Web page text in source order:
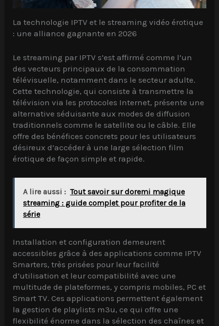
La technologie IPTV et le streaming vidéo érotique
: une alliance gagnante en 2026
Le streaming par IPTV s’est affirmé comme l’un
des vecteurs principaux de la consommation
télévisuelle, notamment dans le secteur adulte.
Cette technologie, qui consiste à transmettre la
télévision via les protocoles Internet, présente une
alternative séduisante aux modes de diffusion
traditionnels comme le satellite ou le câble. Elle
offre des bénéfices concrets pour les utilisateurs
désireux d’accéder à une large sélection film
érotique de façon simple et rapide.
A lire aussi : Tout savoir sur doremi magique
streaming : guide complet pour profiter de la
série
Installation et configuration demeurent
accessibles grâce à des applications comme IPTV
Smarters, très prisées pour leur facilité
d’utilisation et leur compatibilité avec une
multitude de plateformes, y compris mobiles, PC et
Smart TV. Ces applications permettent également
la gestion de playlists m3u, ce qui offre une
flexibilité énorme dans la sélection des chaînes et